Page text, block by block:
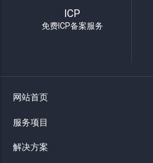
ICP
免费ICP备案服务
网站首页
服务项目
解决方案